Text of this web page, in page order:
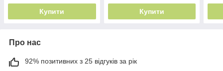
Купити Купити
Про нас
92% позитивних з 25 відгуків за рік